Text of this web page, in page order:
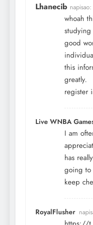
Lhanecib napisao:
whoah
good
this
greatly.
register
Live WNBA
I am
has
going to
keep
RoyalFlusher